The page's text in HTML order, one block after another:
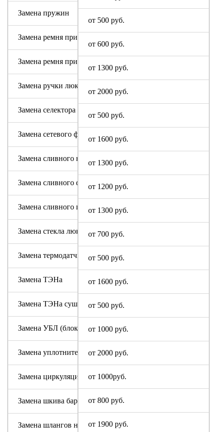
от 500 руб.
от 600 руб.
от 1300 руб.
от 2000 руб.
от 500 руб.
от 1600 руб.
от 1300 руб.
от 1200 руб.
от 1300 руб.
от 700 руб.
от 500 руб.
от 1600 руб.
от 500 руб.
от 1000 руб.
от 2000 руб.
от 1000руб.
от 800 руб.
от 1900 руб.
Замена пружин
Замена ремня привода (двигателя)
Замена ремня привода барабана
Замена ручки люка
Замена селектора программ
Замена сетевого фильтра (ФПС, пусковой конденсатор)
Замена сливного насоса
Замена сливного фильтра
Замена сливного шланга
Замена стекла люка
Замена термодатчика
Замена ТЭНа
Замена ТЭНа сушки
Замена УБЛ (блокировки люка)
Замена уплотнительной резины люка (манжеты)
Замена циркуляционного насоса
Замена шкива барабана
Замена шлангов налива и слива воды